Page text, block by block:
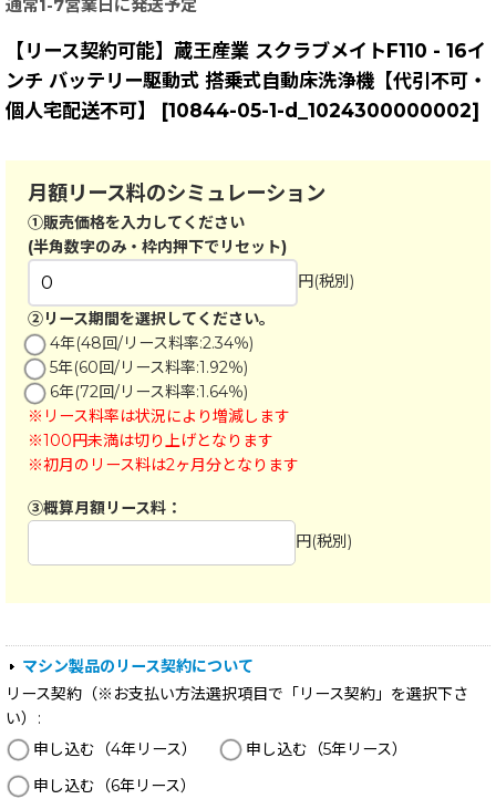
通常1-7営業日に発送予定
【リース契約可能】蔵王産業 スクラブメイトF110 - 16イ
ンチ バッテリー駆動式 搭乗式自動床洗浄機【代引不可・
個人宅配送不可】
[10844-05-1-d_1024300000002]
マシン製品のリース契約について
リース契約（※お支払い方法選択項目で「リース契約」を選択下さ
い）
:
申し込む（4年リース）
申し込む（5年リース）
申し込む（6年リース）